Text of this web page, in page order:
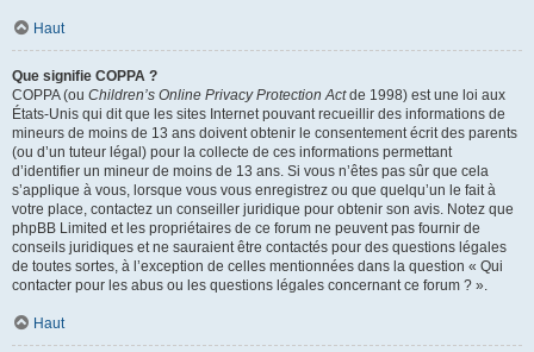
Haut
Que signifie COPPA ?
COPPA (ou Children’s Online Privacy Protection Actde 1998) est une loi aux
États-Unis qui dit que les sites Internet pouvant recueillir des informations de
mineurs de moins de 13 ans doivent obtenir le consentement écrit des parents
(ou d’un tuteur légal) pour la collecte de ces informations permettant
d’identifier un mineur de moins de 13 ans. Si vous n’êtes pas sûr que cela
s’applique à vous, lorsque vous vous enregistrez ou que quelqu’un le fait à
votre place, contactez un conseiller juridique pour obtenir son avis. Notez que
phpBB Limited et les propriétaires de ce forum ne peuvent pas fournir de
conseils juridiques et ne sauraient être contactés pour des questions légales
de toutes sortes, à l’exception de celles mentionnées dans la question « Qui
contacter pour les abus ou les questions légales concernant ce forum ? ».
Haut